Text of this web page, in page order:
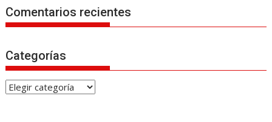
Comentarios recientes
Categorías
C